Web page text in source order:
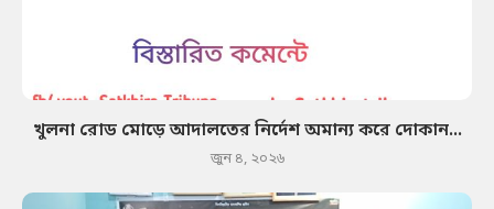
খুলনা রোড মোড়ে আদালতের নির্দেশ অমান্য করে দোকান...
জুন ৪, ২০২৬